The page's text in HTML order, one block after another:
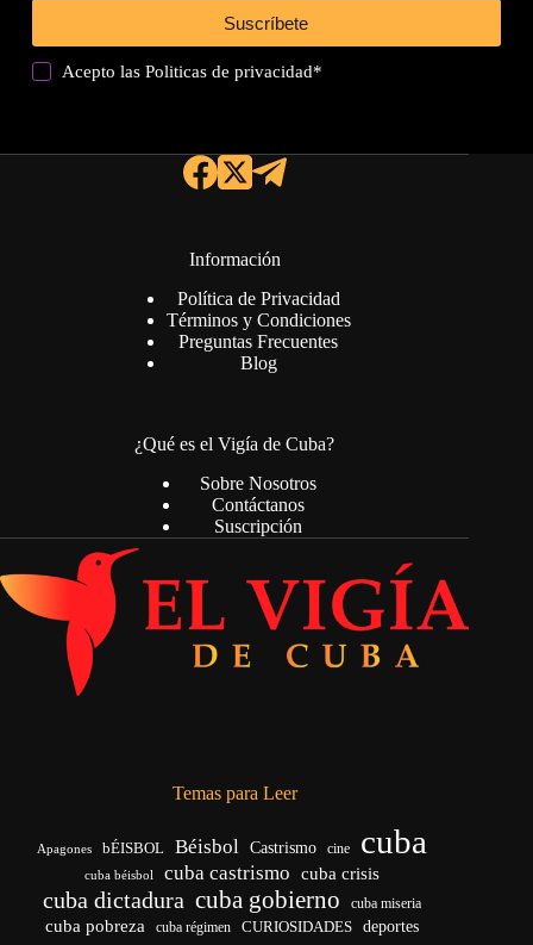
Suscríbete
Acepto lasPoliticas de privacidad*
Información
Política de Privacidad
Términos y Condiciones
Preguntas Frecuentes
Blog
¿Qué es el Vigía de Cuba?
Sobre Nosotros
Contáctanos
Suscripción
Temas para Leer
Apagones bÉISBOL Béisbol Castrismo cine cuba
cuba béisbol cuba castrismo cuba crisis
cuba dictadura cuba gobierno cuba miseria
cuba pobreza cuba régimen CURIOSIDADES deportes